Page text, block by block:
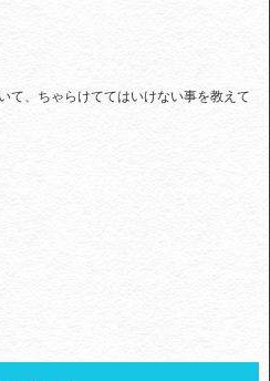
て、ちゃらけててはいけない事を教えて